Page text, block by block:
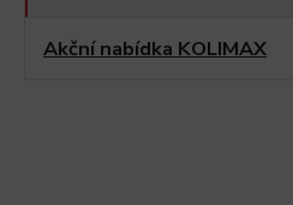
Akční nabídka KOLIMAX